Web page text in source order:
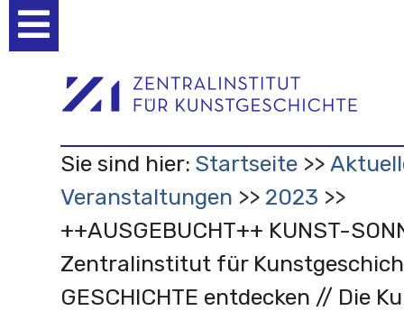
Werkzeuge
Sie sind hier: Startseite
Veranstaltungen
2023
++AUSGEBUCHT++ KUNST-
Zentralinstitut für
GESCHICHTE entdecken // Die